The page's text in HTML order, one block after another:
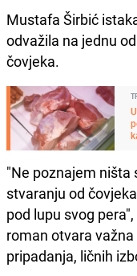
Mustafa Širbić
odvažila na jednu
čovjeka.
"Ne poznajem ništa
stvaranju od
pod lupu svog
roman otvara
pripadanja, ličnih